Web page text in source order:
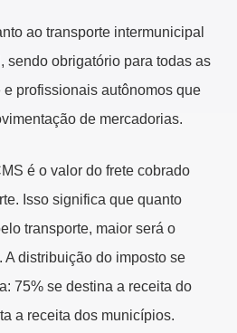
ao transporte intermunicipal
sendo obrigatório para todas as
profissionais autônomos que
de mercadorias.
é o valor do frete cobrado
Isso significa que quanto
transporte, maior será o
A distribuição do imposto se
75% se destina a receita do
a receita dos municípios.